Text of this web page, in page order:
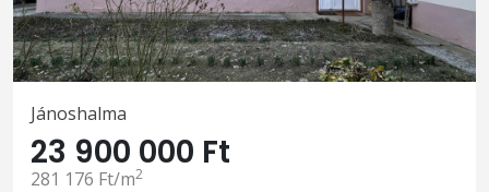
Jánoshalma
23 900 000 Ft
281 176 Ft/m2